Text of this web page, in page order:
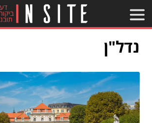
נדל"ן